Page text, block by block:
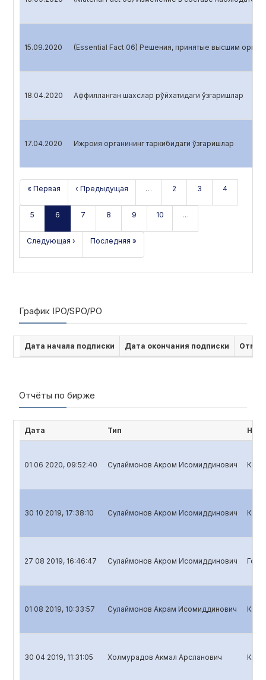
15.09.2020 (Essential Fact 06) Решения, принятые высшим
18.04.2020 Аффилланган шахслар рўйхатидаги ўзгаришлар
17.04.2020 Ижроия органининг таркибидаги ўзгаришлар
« Первая ‹ Предыдущая … 2 3 4
5 6 7 8 9 10 …
Следующая › Последняя »
График IPO/SPO/PO
Дата начала подписки Дата окончания подписки
Отчёты по бирже
Дата Тип
01 06 2020, 09:52:40 Сулаймонов Акром Исомиддинович
30 10 2019, 17:38:10 Сулаймонов Акром Исомиддинович
27 08 2019, 16:46:47 Сулаймонов Акром Исомиддинович
01 08 2019, 10:33:57 Сулаймонов Акрам Исомиддинович
30 04 2019, 11:31:05 Холмурадов Акмал Арсланович